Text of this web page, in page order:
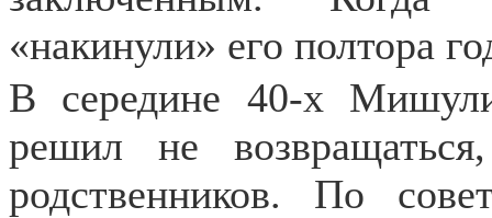
«накинули» его полтора
В середине 40-х
решил не
родственников. По